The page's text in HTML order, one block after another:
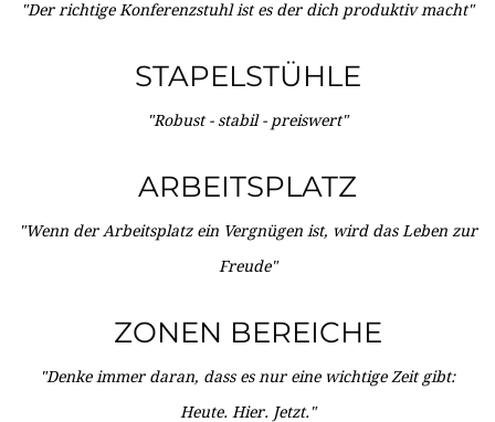
"Der richtige Konferenzstuhl ist es der dich produktiv macht"
STAPELSTÜHLE
"Robust - stabil - preiswert"
ARBEITSPLATZ
"Wenn der Arbeitsplatz ein Vergnügen ist, wird das Leben zur
Freude"
ZONEN BEREICHE
"Denke immer daran, dass es nur eine wichtige Zeit gibt:
Heute. Hier. Jetzt."